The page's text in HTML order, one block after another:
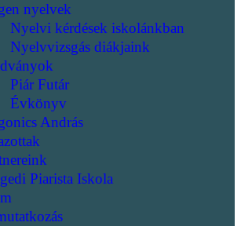
nyelvek
Nyelvi kérdések iskolánkban
Nyelvvizsgás diákjaink
Piár Futár
Évkönyv
András
Piarista Iskola